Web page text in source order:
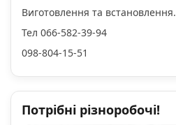
Виготовлення та встановлення.
Тел 066-582-39-94
098-804-15-51
Потрібні різноробочі!